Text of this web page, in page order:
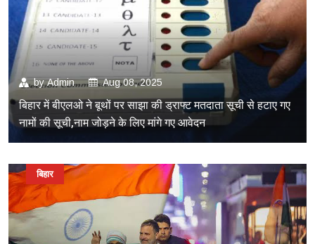
byAdmin Aug 08, 2025
बिहार में बीएलओ ने बूथों पर साझा की ड्राफ्ट मतदाता सूची से हटाए गए
नामों की सूची,नाम जोड़ने के लिए मांगे गए आवेदन
बिहार